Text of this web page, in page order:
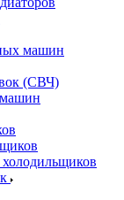
машин
(СВЧ)
машин